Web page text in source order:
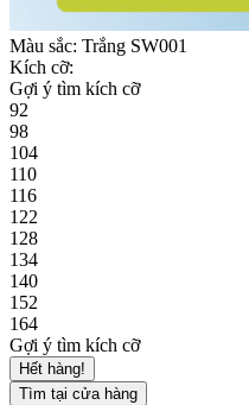
Màu sắc: Trắng SW001
Kích cỡ:
Gợi ý tìm kích cỡ
92
98
104
110
116
122
128
134
140
152
164
Gợi ý tìm kích cỡ
Hết hàng!
Tìm tại cửa hàng